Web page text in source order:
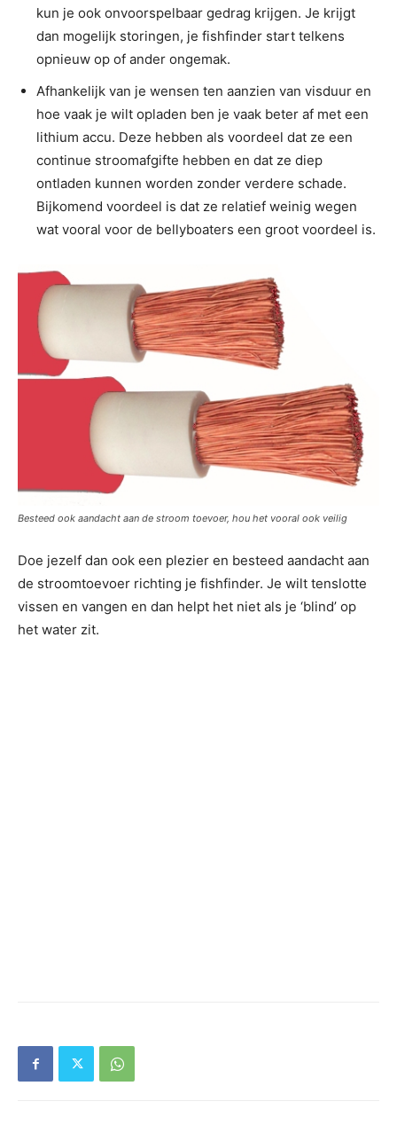
kun je ook onvoorspelbaar gedrag krijgen. Je krijgt
dan mogelijk storingen, je fishfinder start telkens
opnieuw op of ander ongemak.
Afhankelijk van je wensen ten aanzien van visduur en
hoe vaak je wilt opladen ben je vaak beter af met een
lithium accu. Deze hebben als voordeel dat ze een
continue stroomafgifte hebben en dat ze diep
ontladen kunnen worden zonder verdere schade.
Bijkomend voordeel is dat ze relatief weinig wegen
wat vooral voor de bellyboaters een groot voordeel is.
Besteed ook aandacht aan de stroom toevoer, hou het vooral ook veilig
Doe jezelf dan ook een plezier en besteed aandacht aan
de stroomtoevoer richting je fishfinder. Je wilt tenslotte
vissen en vangen en dan helpt het niet als je ‘blind’ op
het water zit.